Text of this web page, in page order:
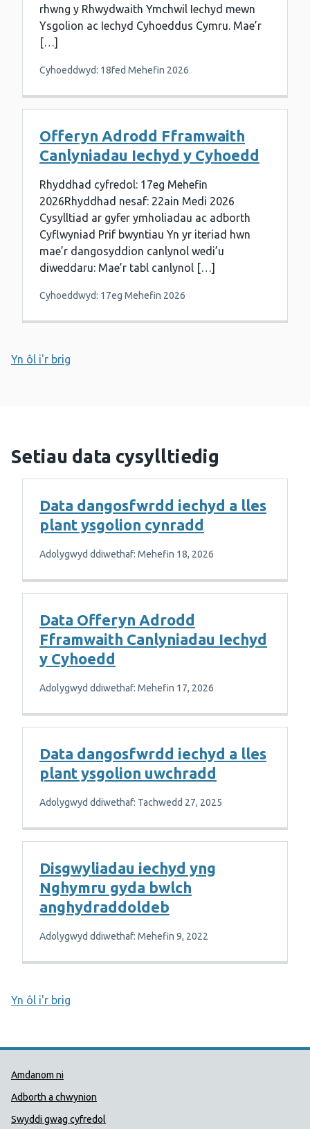
rhwng y Rhwydwaith Ymchwil Iechyd mewn
Ysgolion ac Iechyd Cyhoeddus Cymru. Mae’r
[…]
Cyhoeddwyd: 18fed Mehefin 2026
Offeryn Adrodd Fframwaith
Canlyniadau Iechyd y Cyhoedd
Rhyddhad cyfredol: 17eg Mehefin
2026Rhyddhad nesaf: 22ain Medi 2026
Cysylltiad ar gyfer ymholiadau ac adborth
Cyflwyniad Prif bwyntiau Yn yr iteriad hwn
mae’r dangosyddion canlynol wedi’u
diweddaru: Mae’r tabl canlynol […]
Cyhoeddwyd: 17eg Mehefin 2026
Yn ôl i'r brig
Setiau data cysylltiedig
Data dangosfwrdd iechyd a lles
plant ysgolion cynradd
Adolygwyd ddiwethaf: Mehefin 18, 2026
Data Offeryn Adrodd
Fframwaith Canlyniadau Iechyd
y Cyhoedd
Adolygwyd ddiwethaf: Mehefin 17, 2026
Data dangosfwrdd iechyd a lles
plant ysgolion uwchradd
Adolygwyd ddiwethaf: Tachwedd 27, 2025
Disgwyliadau iechyd yng
Nghymru gyda bwlch
anghydraddoldeb
Adolygwyd ddiwethaf: Mehefin 9, 2022
Yn ôl i'r brig
Dolenni Cymorth Iechyd
Amdanom ni
Adborth a chwynion
Swyddi gwag cyfredol